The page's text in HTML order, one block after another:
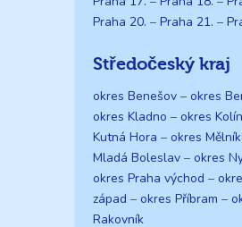
Praha 20. – Praha 21. –
Středočeský kraj
okres Benešov – okres
okres Kladno – okres Kolín
Kutná Hora – okres Mělník
Mladá Boleslav – okres
okres Praha východ –
západ – okres Příbram –
Rakovník